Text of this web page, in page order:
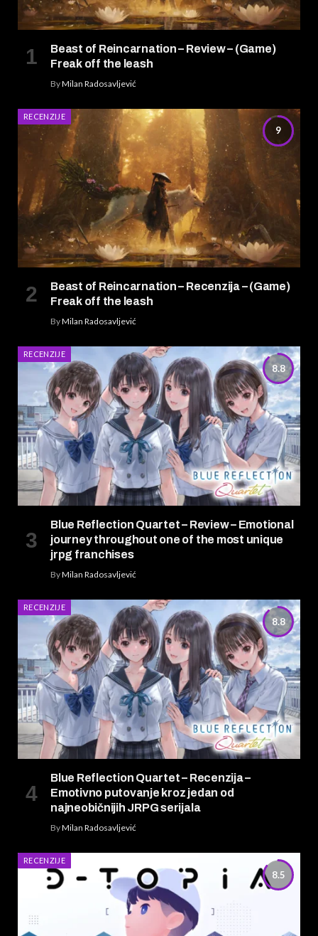
Beast of Reincarnation – Review – (Game)
Freak off the leash
ByMilan Radosavljević
9
RECENZIJE
Beast of Reincarnation – Recenzija – (Game)
Freak off the leash
ByMilan Radosavljević
8.8
RECENZIJE
Blue Reflection Quartet – Review – Emotional
journey throughout one of the most unique
jrpg franchises
ByMilan Radosavljević
8.8
RECENZIJE
Blue Reflection Quartet – Recenzija –
Emotivno putovanje kroz jedan od
najneobičnijih JRPG serijala
ByMilan Radosavljević
8.5
RECENZIJE